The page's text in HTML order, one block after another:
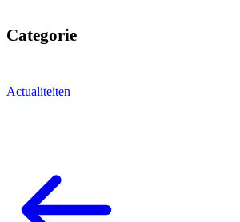
Categorie
Actualiteiten